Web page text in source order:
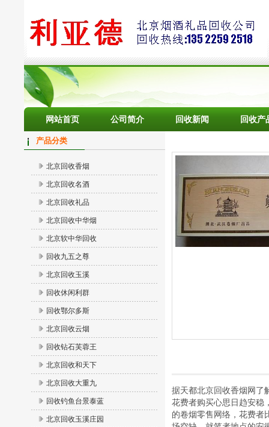
网站首页 公司简介 回收新闻 回收产
据天都北京回收香烟网了
花费者购买心思日趋安稳
的卷烟零售网络，花费者
产品分类
北京回收香烟
北京回收名酒
北京回收礼品
北京回收中华烟
北京软中华回收
回收九五之尊
北京回收玉溪
回收休闲利群
回收鄂尔多斯
北京回收云烟
回收钻石芙蓉王
北京回收和天下
北京回收大重九
回收钓鱼台景泰蓝
北京回收玉溪庄园